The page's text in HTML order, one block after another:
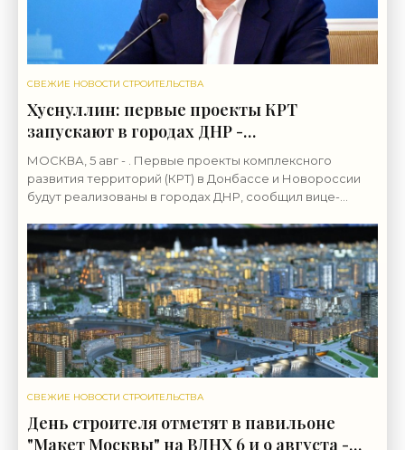
СВЕЖИЕ НОВОСТИ СТРОИТЕЛЬСТВА
Хуснуллин: первые проекты КРТ
запускают в городах ДНР -
«Строительство»
МОСКВА, 5 авг - . Первые проекты комплексного
развития территорий (КРТ) в Донбассе и Новороссии
будут реализованы в городах ДНР, сообщил вице-
СВЕЖИЕ НОВОСТИ СТРОИТЕЛЬСТВА
День строителя отметят в павильоне
"Макет Москвы" на ВДНХ 6 и 9 августа -